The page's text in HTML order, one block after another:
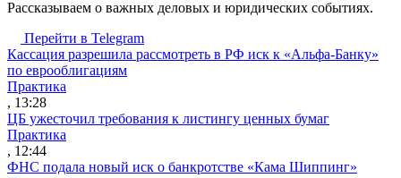
Рассказываем о важных деловых и юридических событиях.
Перейти в Telegram
Кассация разрешила рассмотреть в РФ иск к «Альфа-Банку»
по еврооблигациям
Практика
, 13:28
ЦБ ужесточил требования к листингу ценных бумаг
Практика
, 12:44
ФНС подала новый иск о банкротстве «Кама Шиппинг»